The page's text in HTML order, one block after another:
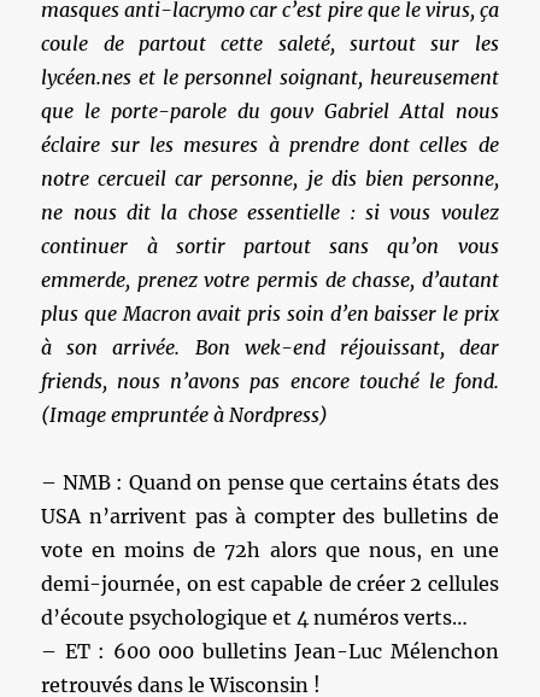
masques anti-lacrymo car c’est pire que le virus, ça
coule de partout cette saleté, surtout sur les
lycéen.nes et le personnel soignant, heureusement
que le porte-parole du gouv Gabriel Attal nous
éclaire sur les mesures à prendre dont celles de
notre cercueil car personne, je dis bien personne,
ne nous dit la chose essentielle : si vous voulez
continuer à sortir partout sans qu’on vous
emmerde, prenez votre permis de chasse, d’autant
plus que Macron avait pris soin d’en baisser le prix
à son arrivée. Bon wek-end réjouissant, dear
friends, nous n’avons pas encore touché le fond.
(Image empruntée à Nordpress)
– NMB : Quand on pense que certains états des
USA n’arrivent pas à compter des bulletins de
vote en moins de 72h alors que nous, en une
demi-journée, on est capable de créer 2 cellules
d’écoute psychologique et 4 numéros verts…
– ET : 600 000 bulletins Jean-Luc Mélenchon
retrouvés dans le Wisconsin !